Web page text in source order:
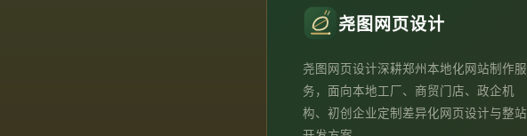
尧图网页设计
尧图网页设计深耕郑州本地化网站制作服
务，面向本地工厂、商贸门店、政企机
构、初创企业定制差异化网页设计与整站